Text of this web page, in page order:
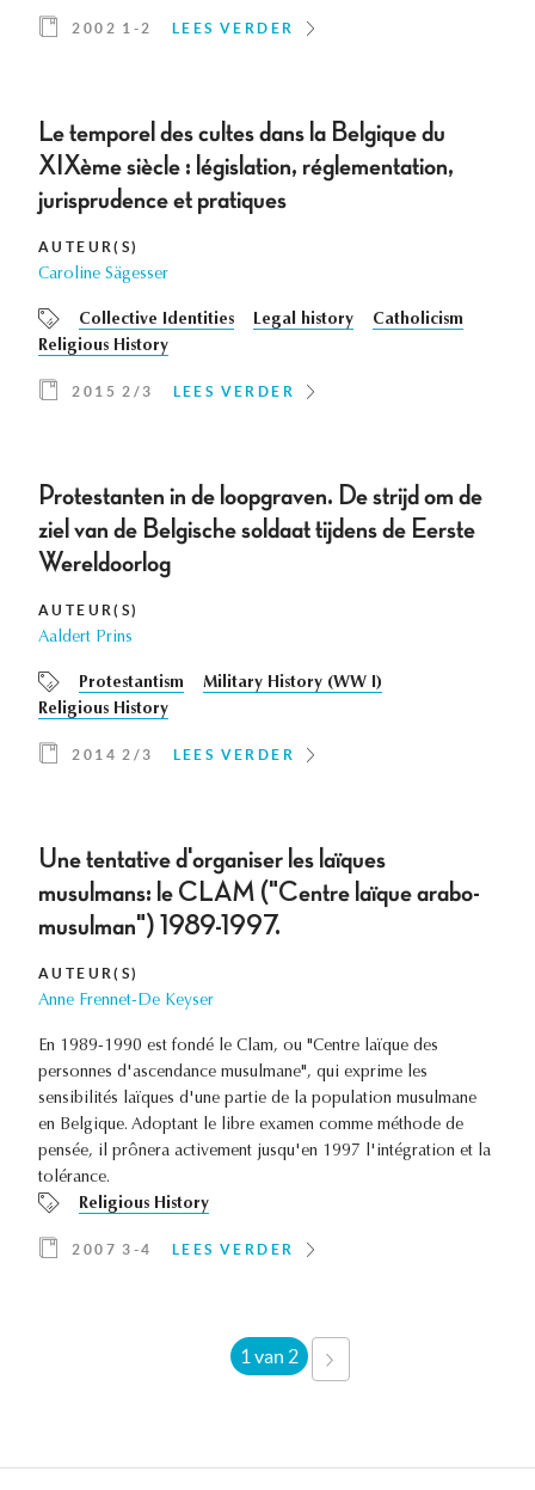
2002 1-2 LEES VERDER
Le temporel des cultes dans la Belgique du
XIXème siècle : législation, réglementation,
jurisprudence et pratiques
AUTEUR(S)
Caroline Sägesser
Collective Identities Legal history
Catholicism
Religious History
2015 2/3 LEES VERDER
Protestanten in de loopgraven. De strijd om de
ziel van de Belgische soldaat tijdens de Eerste
Wereldoorlog
AUTEUR(S)
Aaldert Prins
Protestantism
Military History (WW I)
Religious History
2014 2/3 LEES VERDER
Une tentative d'organiser les laïques
musulmans: le CLAM ("Centre laïque arabo-
musulman") 1989-1997.
AUTEUR(S)
Anne Frennet-De Keyser
En 1989-1990 est fondé le Clam, ou "Centre laïque des
personnes d'ascendance musulmane", qui exprime les
sensibilités laïques d'une partie de la population musulmane
en Belgique. Adoptant le libre examen comme méthode de
pensée, il prônera activement jusqu'en 1997 l'intégration et la
tolérance.
Religious History
2007 3-4 LEES VERDER
1 van 2